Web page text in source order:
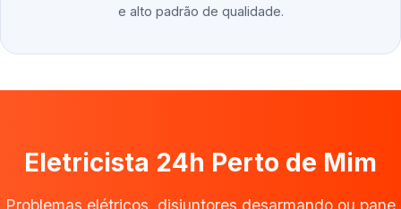
e alto padrão de qualidade.
Eletricista 24h Perto de Mim
Problemas elétricos, disjuntores desarmando ou pane